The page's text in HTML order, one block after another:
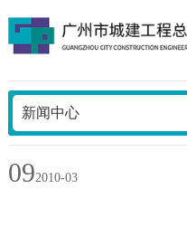
新闻中心
092010-03